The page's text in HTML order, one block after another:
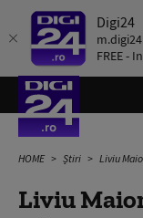
Digi24
FREE -
HOME Știri Liviu
Liviu